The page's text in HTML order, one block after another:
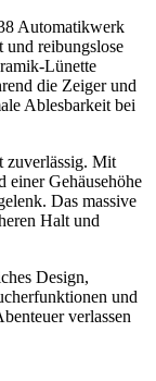
Automatikwerk
und reibungslose
Lünette
die Zeiger und
Ablesbarkeit bei
zuverlässig. Mit
einer Gehäusehöhe
Das massive
Halt und
Design,
und
verlassen